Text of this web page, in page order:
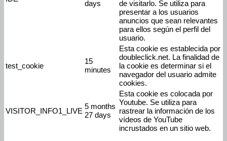
days
de visitarlo. Se utiliza para
presentar a los usuarios
anuncios que sean relevantes
para ellos según el perfil del
usuario.
test_cookie
15
minutes
Esta cookie es establecida por
doubleclick.net. La finalidad de
la cookie es determinar si el
navegador del usuario admite
cookies.
VISITOR_INFO1_LIVE
5 months
27 days
Esta cookie es colocada por
Youtube. Se utiliza para
rastrear la información de los
vídeos de YouTube
incrustados en un sitio web.